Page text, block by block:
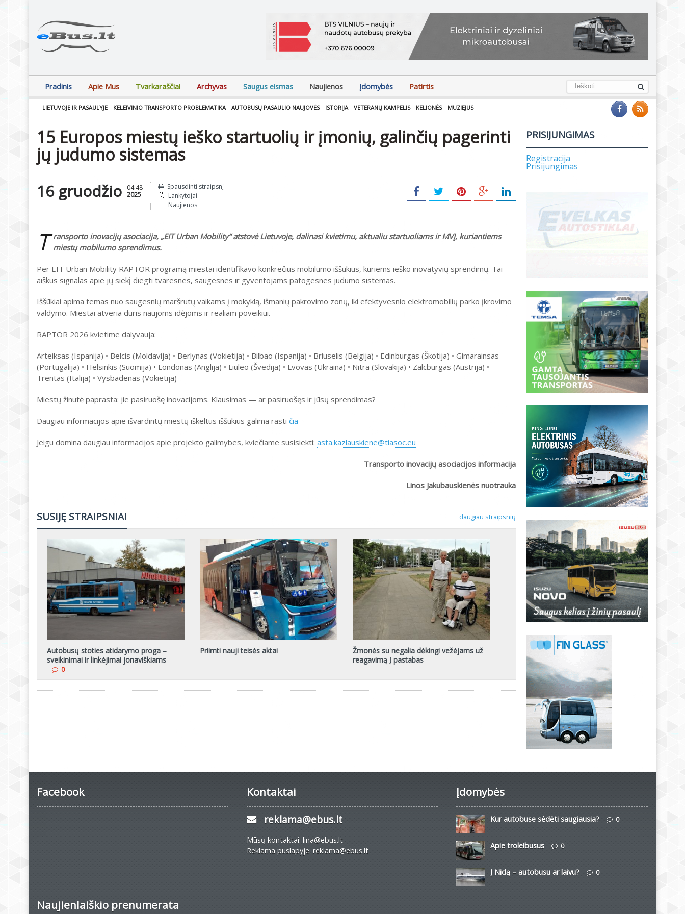
Pradinis Apie Mus Tvarkaraščiai Archyvas Saugus eismas Naujienos Įdomybės Patirtis
LIETUVOJE IR PASAULYJE KELEIVINIO TRANSPORTO PROBLEMATIKA AUTOBUSŲ PASAULIO NAUJOVĖS ISTORIJA VETERANŲ KAMPELIS KELIONĖS MUZIEJUS
15 Europos miestų ieško startuolių ir įmonių, galinčių pagerinti
jų judumo sistemas
16 gruodžio 04:48
2025
Spausdinti straipsnį
Lankytojai
Naujienos
T ransporto inovacijų asociacija, „EIT Urban Mobility“ atstovė Lietuvoje, dalinasi kvietimu, aktualiu startuoliams ir MVĮ, kuriantiems
miestų mobilumo sprendimus.
Per EIT Urban Mobility RAPTOR programą miestai identifikavo konkrečius mobilumo iššūkius, kuriems ieško inovatyvių sprendimų. Tai
aiškus signalas apie jų siekį diegti tvaresnes, saugesnes ir gyventojams patogesnes judumo sistemas.
Iššūkiai apima temas nuo saugesnių maršrutų vaikams į mokyklą, išmanių pakrovimo zonų, iki efektyvesnio elektromobilių parko įkrovimo
valdymo. Miestai atveria duris naujoms idėjoms ir realiam poveikiui.
RAPTOR 2026 kvietime dalyvauja:
Arteiksas (Ispanija) • Belcis (Moldavija) • Berlynas (Vokietija) • Bilbao (Ispanija) • Briuselis (Belgija) • Edinburgas (Škotija) • Gimarainsas
(Portugalija) • Helsinkis (Suomija) • Londonas (Anglija) • Liuleo (Švedija) • Lvovas (Ukraina) • Nitra (Slovakija) • Zalcburgas (Austrija) •
Trentas (Italija) • Vysbadenas (Vokietija)
Miestų žinutė paprasta: jie pasiruošę inovacijoms. Klausimas — ar pasiruošęs ir jūsų sprendimas?
Daugiau informacijos apie išvardintų miestų iškeltus iššūkius galima rasti čia
Jeigu domina daugiau informacijos apie projekto galimybes, kviečiame susisiekti: asta.kazlauskiene@tiasoc.eu
Transporto inovacijų asociacijos informacija
Linos Jakubauskienės nuotrauka
daugiau straipsnių
SUSIJĘ STRAIPSNIAI
Autobusų stoties atidarymo proga –
sveikinimai ir linkėjimai jonaviškiams
0
Priimti nauji teisės aktai
Žmonės su negalia dėkingi vežėjams už
reagavimą į pastabas
PRISIJUNGIMAS
Registracija
Prisijungimas
Facebook Kontaktai
reklama@ebus.lt
Mūsų kontaktai: lina@ebus.lt
Reklama puslapyje: reklama@ebus.lt
Įdomybės
Kur autobuse sėdėti saugiausia? 0
Apie troleibusus 0
Į Nidą – autobusu ar laivu? 0
Naujienlaiškio prenumerata